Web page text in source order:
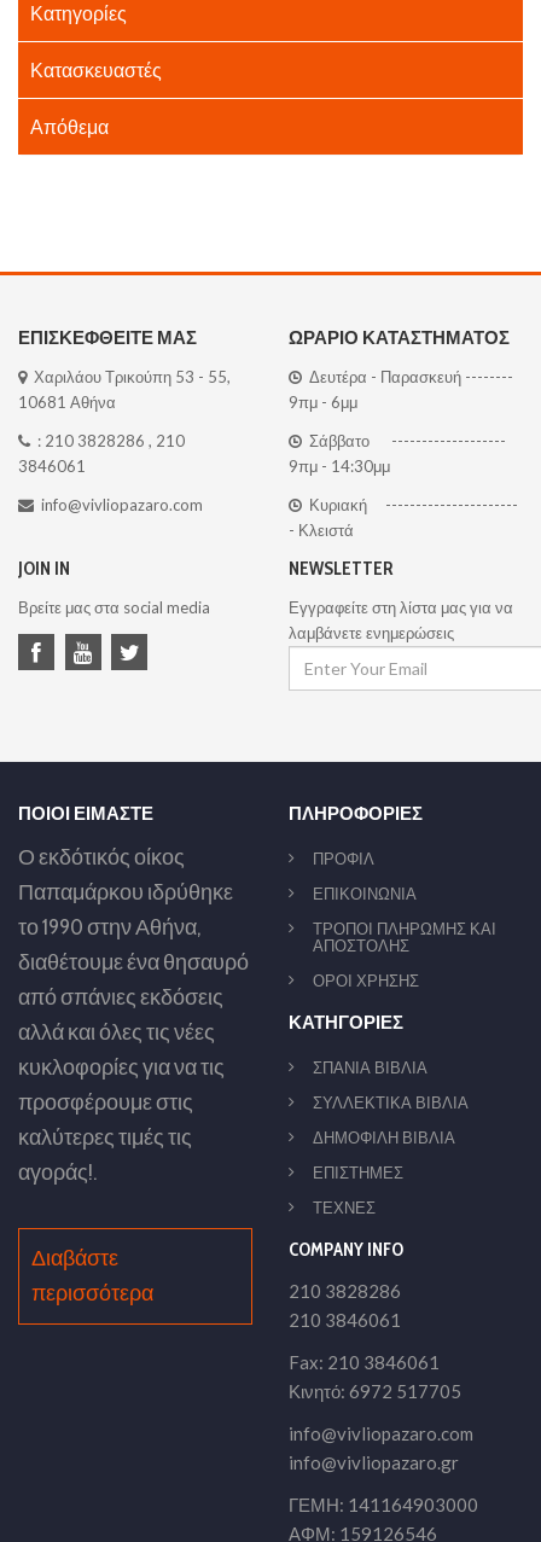
Κατηγορίες
Κατασκευαστές
Απόθεμα
ΕΠΙΣΚΕΦΘΕΙΤΕ ΜΑΣ
Χαριλάου Τρικούπη 53 - 55,
10681 Αθήνα
: 210 3828286 , 210
3846061
info@vivliopazaro.com
ΩΡΑΡΙΟ ΚΑΤΑΣΤΗΜΑΤΟΣ
Δευτέρα - Παρασκευή --------
9πμ - 6μμ
Σάββατο -------------------
9πμ - 14:30μμ
Κυριακή ----------------------
- Κλειστά
JOIN IN
Βρείτε μας στα social media
NEWSLETTER
Εγγραφείτε στη λίστα μας για να
λαμβάνετε ενημερώσεις
ΠΟΙΟΙ ΕΙΜΑΣΤΕ
Ο εκδότικός οίκος
Παπαμάρκου ιδρύθηκε
το 1990 στην Αθήνα,
διαθέτουμε ένα θησαυρό
από σπάνιες εκδόσεις
αλλά και όλες τις νέες
κυκλοφορίες για να τις
προσφέρουμε στις
καλύτερες τιμές τις
αγοράς!.
Διαβάστε
περισσότερα
ΠΛΗΡΟΦΟΡΙΕΣ
ΠΡΟΦΙΛ
ΕΠΙΚΟΙΝΩΝΙΑ
ΤΡΟΠΟΙ ΠΛΗΡΩΜΗΣ ΚΑΙ
ΑΠΟΣΤΟΛΗΣ
ΟΡΟΙ ΧΡΗΣΗΣ
ΚΑΤΗΓΟΡΙΕΣ
ΣΠΑΝΙΑ ΒΙΒΛΙΑ
ΣΥΛΛΕΚΤΙΚΑ ΒΙΒΛΙΑ
ΔΗΜΟΦΙΛΗ ΒΙΒΛΙΑ
ΕΠΙΣΤΗΜΕΣ
ΤΕΧΝΕΣ
COMPANY INFO
210 3828286
210 3846061
Fax: 210 3846061
Κινητό: 6972 517705
info@vivliopazaro.com
info@vivliopazaro.gr
ΓΕΜΗ: 141164903000
ΑΦΜ: 159126546